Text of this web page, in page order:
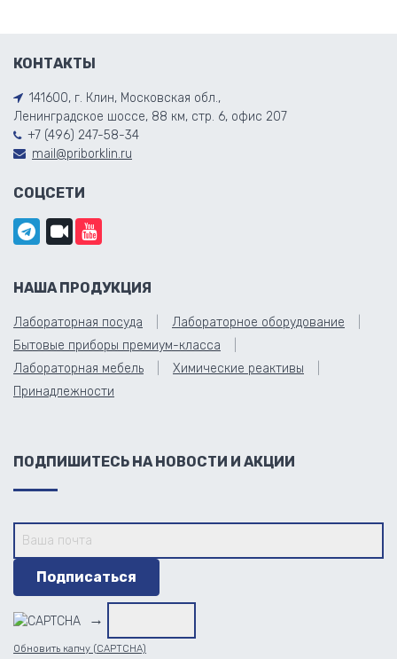
КОНТАКТЫ
141600, г. Клин, Московская обл.,
Ленинградское шоссе, 88 км, стр. 6, офис 207
+7 (496) 247-58-34
mail@priborklin.ru
СОЦСЕТИ
НАША ПРОДУКЦИЯ
Лабораторная посуда
Лабораторное оборудование
Бытовые приборы премиум-класса
Лабораторная мебель
Химические реактивы
Принадлежности
ПОДПИШИТЕСЬ НА НОВОСТИ И АКЦИИ
→
Обновить капчу (CAPTCHA)